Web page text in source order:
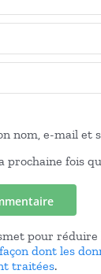
nom, e-mail et
prochaine fois
pour réduire
dont les
traitées.